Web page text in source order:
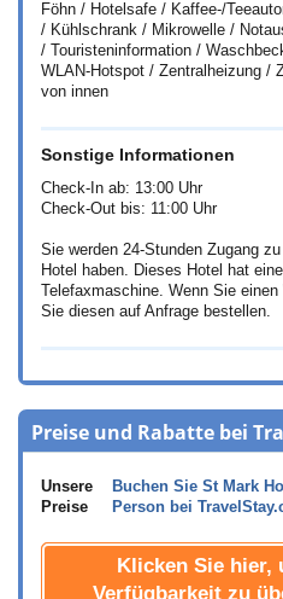
Föhn / Hotelsafe / Kaffee-/
/ Kühlschrank / Mikrowelle /
/ Touristeninformation /
WLAN-Hotspot / Zentralheizung /
von innen
Sonstige Informationen
Check-In ab: 13:00 Uhr
Check-Out bis: 11:00 Uhr
Sie werden 24-Stunden Zugang
Hotel haben. Dieses Hotel hat
Telefaxmaschine. Wenn Sie
Sie diesen auf Anfrage bestellen.
Preise und Rabatte bei
Unsere
Preise
Buchen Sie St Mark
Person bei
Klicken Sie hier,
Verfügbarkeit zu